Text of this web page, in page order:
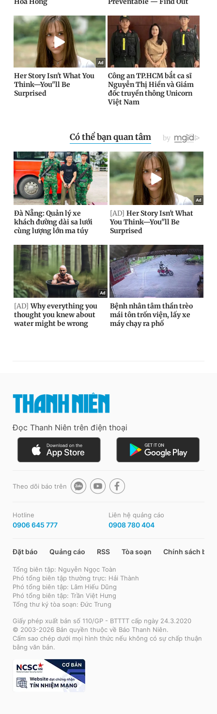
Đọc Thanh Niên trên điện thoại
Theo dõi báo trên
Hotline
0906 645 777
Liên hệ quảng cáo
0908 780 404
Đặt báo Quảng cáo RSS Tòa soạn Chính sách bảo
Tổng biên tập: Nguyễn Ngọc Toàn
Phó tổng biên tập thường trực: Hải Thành
Phó tổng biên tập: Lâm Hiếu Dũng
Phó tổng biên tập: Trần Việt Hưng
Tổng thư ký tòa soạn: Đức Trung
Giấy phép xuất bản số 110/GP - BTTTT cấp ngày 24.3.2020
© 2003-2026 Bản quyền thuộc về Báo Thanh Niên.
Cấm sao chép dưới mọi hình thức nếu không có sự chấp thuận
bằng văn bản.